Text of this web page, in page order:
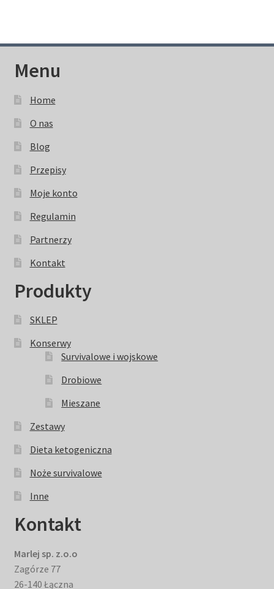
Menu
Home
O nas
Blog
Przepisy
Moje konto
Regulamin
Partnerzy
Kontakt
Produkty
SKLEP
Konserwy
Survivalowe i wojskowe
Drobiowe
Mieszane
Zestawy
Dieta ketogeniczna
Noże survivalowe
Inne
Kontakt
Marlej sp. z.o.o
Zagórze 77
26-140 Łączna